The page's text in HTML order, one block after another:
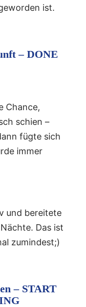
ist.
– DONE
Chance,
schien –
fügte sich
immer
und bereitete
Das ist
zumindest;)
– START